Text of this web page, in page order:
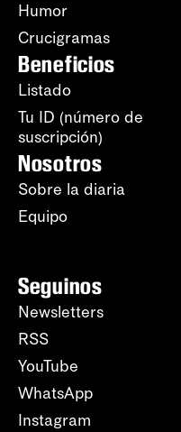
Humor
Crucigramas
Beneficios
Listado
Tu ID (número de
suscripción)
Nosotros
Sobre la diaria
Equipo
Seguinos
Newsletters
RSS
YouTube
WhatsApp
Instagram